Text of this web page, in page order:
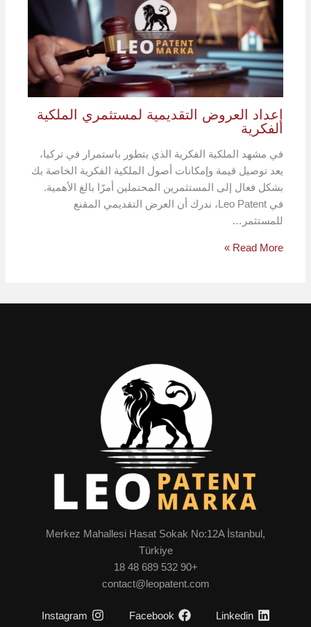
إعداد العروض التقديمية لمستثمري الملكية
الفكرية
في مشهد الملكية الفكرية الذي يتطور باستمرار في تركيا،
يعد توصيل قيمة وإمكانات أصول الملكية الفكرية الخاصة بك
بشكل فعال إلى المستثمرين المحتملين أمرًا بالغ الأهمية.
في Leo Patent، ندرك أن العرض التقديمي المقنع
للمستثمر…
Read More »
Merkez Mahallesi Hasat Sokak No:12A İstanbul,
Türkiye
+90 532 689 48 18
contact@leopatent.com
Linkedin
Facebook
Instagram